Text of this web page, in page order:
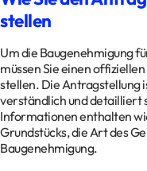
stellen
Um die Baugenehmigung
müssen Sie einen
stellen. Die Antragstellung
verständlich und detailliert
Informationen enthalten
Grundstücks, die Art des
Baugenehmigung.